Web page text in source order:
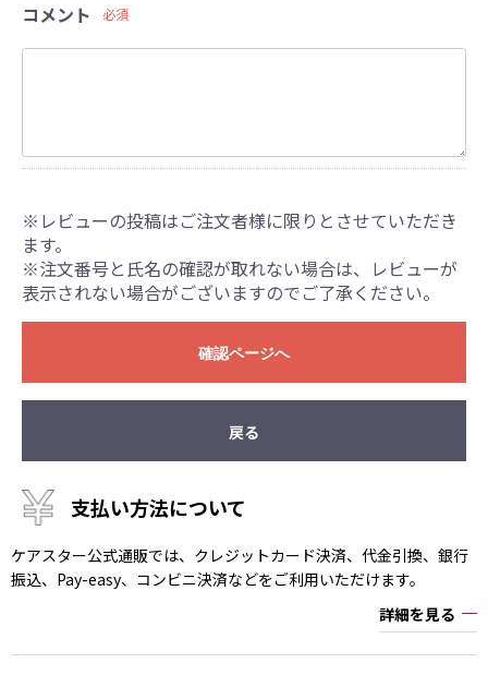
コメント 必須
※レビューの投稿はご注文者様に限りとさせていただき
ます。
※注文番号と氏名の確認が取れない場合は、レビューが
表示されない場合がございますのでご了承ください。
確認ページへ
戻る
支払い方法について
ケアスター公式通販では、クレジットカード決済、代金引換、銀行
振込、Pay-easy、コンビニ決済などをご利用いただけます。
詳細を見る